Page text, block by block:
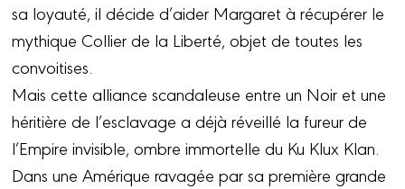
sa loyauté, il décide d’aider Margaret à récupérer le
mythique Collier de la Liberté, objet de toutes les
convoitises.
Mais cette alliance scandaleuse entre un Noir et une
héritière de l’esclavage a déjà réveillé la fureur de
l’Empire invisible, ombre immortelle du Ku Klux Klan.
Dans une Amérique ravagée par sa première grande